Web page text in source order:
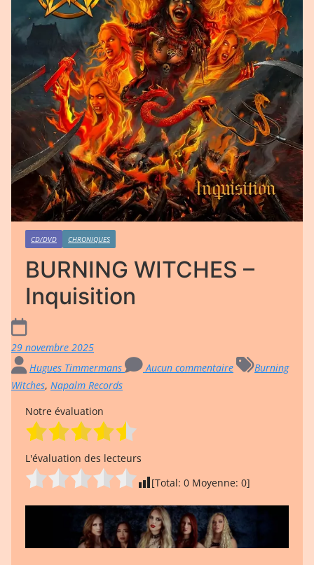
CD/DVD CHRONIQUES
BURNING WITCHES –
Inquisition
29 novembre 2025
Hugues Timmermans
Aucun commentaire
Burning
Witches, Napalm Records
Notre évaluation
L'évaluation des lecteurs
[Total: 0 Moyenne: 0]